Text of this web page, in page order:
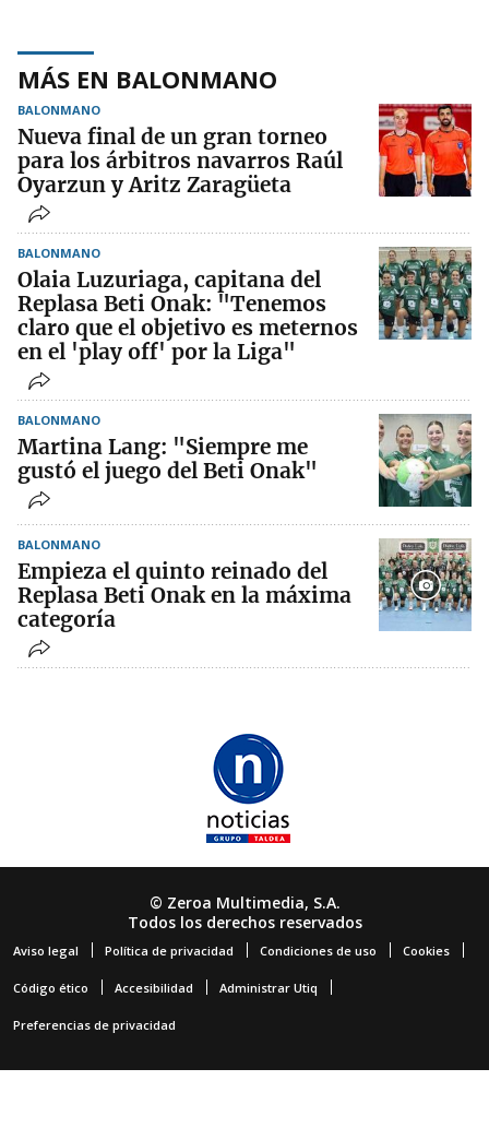
MÁS EN BALONMANO
BALONMANO
Nueva final de un gran torneo
para los árbitros navarros Raúl
Oyarzun y Aritz Zaragüeta
BALONMANO
Olaia Luzuriaga, capitana del
Replasa Beti Onak: "Tenemos
claro que el objetivo es meternos
en el 'play off' por la Liga"
BALONMANO
Martina Lang: "Siempre me
gustó el juego del Beti Onak"
BALONMANO
Empieza el quinto reinado del
Replasa Beti Onak en la máxima
categoría
© Zeroa Multimedia, S.A.
Todos los derechos reservados
Aviso legal Política de privacidad Condiciones de uso Cookies
Código ético Accesibilidad Administrar Utiq
Preferencias de privacidad